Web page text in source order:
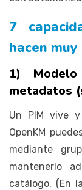
7
hacen
1)
metadatos
Un PIM vive
OpenKM
mediante
mantenerlo
catálogo. (En